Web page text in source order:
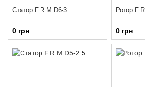
Статор F.R.M D6-3
0 грн 0 грн